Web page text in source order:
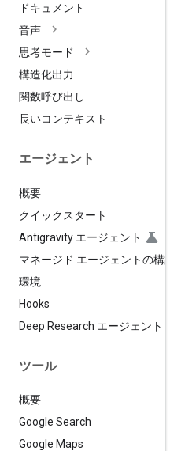
ドキュメント
音声
思考モード
構造化出力
関数呼び出し
長いコンテキスト
エージェント
概要
クイックスタート
Antigravity エージェント
マネージド エージェントの構築
環境
Hooks
Deep Research エージェント
ツール
概要
Google Search
Google Maps